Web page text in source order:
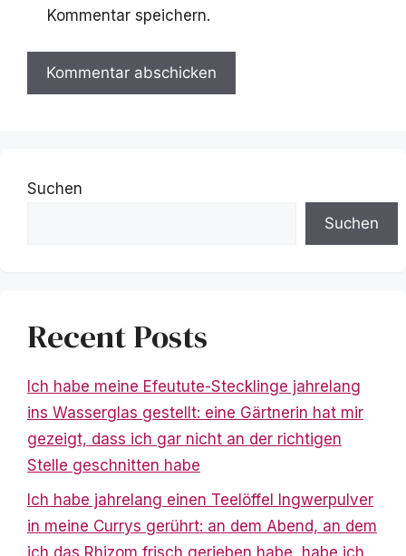
Kommentar speichern.
Suchen
Suchen
Recent Posts
Ich habe meine Efeutute-Stecklinge jahrelang
ins Wasserglas gestellt: eine Gärtnerin hat mir
gezeigt, dass ich gar nicht an der richtigen
Stelle geschnitten habe
Ich habe jahrelang einen Teelöffel Ingwerpulver
in meine Currys gerührt: an dem Abend, an dem
ich das Rhizom frisch gerieben habe, habe ich